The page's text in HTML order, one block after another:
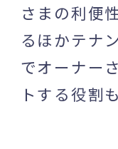
さまの利便
るほかテナ
でオーナー
トする役割